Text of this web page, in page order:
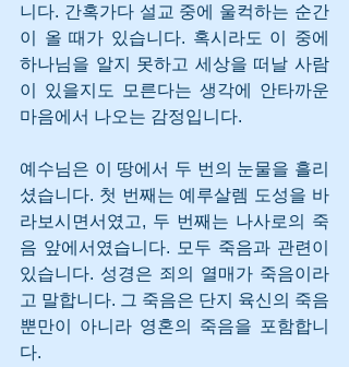
니다. 간혹가다 설교 중에 울컥하는 순간
이 올 때가 있습니다. 혹시라도 이 중에
하나님을 알지 못하고 세상을 떠날 사람
이 있을지도 모른다는 생각에 안타까운
마음에서 나오는 감정입니다.
예수님은 이 땅에서 두 번의 눈물을 흘리
셨습니다. 첫 번째는 예루살렘 도성을 바
라보시면서였고, 두 번째는 나사로의 죽
음 앞에서였습니다. 모두 죽음과 관련이
있습니다. 성경은 죄의 열매가 죽음이라
고 말합니다. 그 죽음은 단지 육신의 죽음
뿐만이 아니라 영혼의 죽음을 포함합니
다.